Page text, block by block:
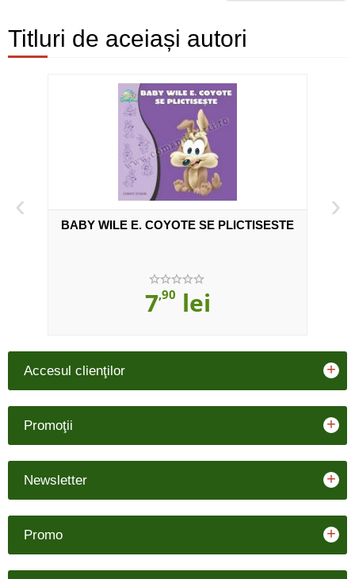
Titluri de aceiași autori
‹
BABY WILE E. COYOTE SE PLICTISESTE
7,90 lei
›
Accesul clienţilor +
Promoţii +
Newsletter +
Promo +